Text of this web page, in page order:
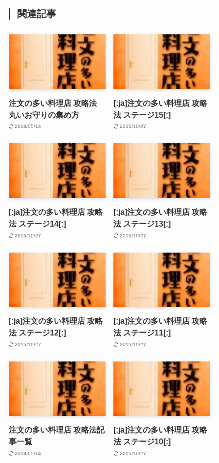
関連記事
注文の多い料理店 攻略法
丸いお守りの集め方
2018/05/14
[:ja]注文の多い料理店 攻略
法 ステージ15[:]
2015/10/27
[:ja]注文の多い料理店 攻略
法 ステージ14[:]
2015/10/27
[:ja]注文の多い料理店 攻略
法 ステージ13[:]
2015/10/27
[:ja]注文の多い料理店 攻略
法 ステージ12[:]
2015/10/27
[:ja]注文の多い料理店 攻略
法 ステージ11[:]
2015/10/27
注文の多い料理店 攻略法記
事一覧
2018/05/14
[:ja]注文の多い料理店 攻略
法 ステージ10[:]
2015/10/27